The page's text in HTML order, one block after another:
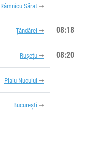
Râmnicu Sărat
Țăndărei 08:18
Rușețu 08:20
Plaiu Nucului
București